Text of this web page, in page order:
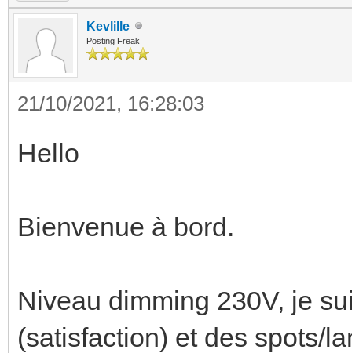
Kevlille
Posting Freak
21/10/2021, 16:28:03
Hello
Bienvenue à bord.
Niveau dimming 230V, je
(satisfaction) et des spots/